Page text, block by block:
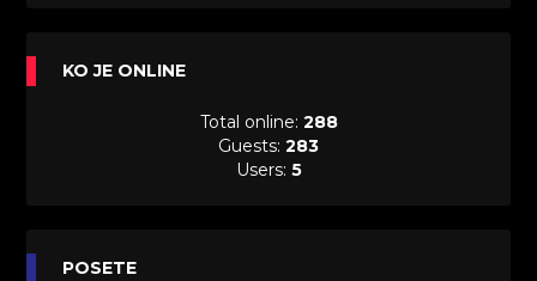
Sinhronizovano na Srpski
A.T.O.M. (Alpha Teens On Machines)
Sinhronizovano na Hrvatski
Anatane: Saving the Children of Okura
KO JE ONLINE
Total online: 288
Guests: 283
Users: 5
POSETE